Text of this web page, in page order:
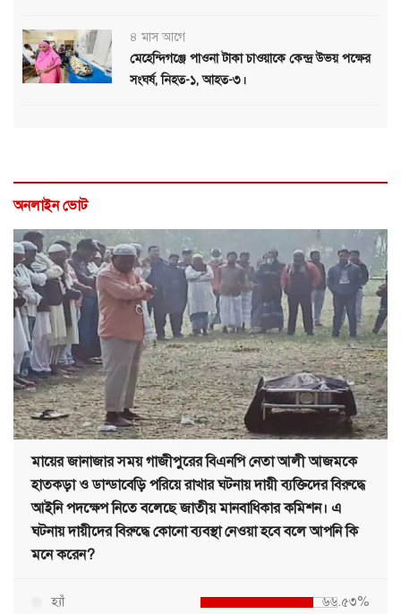
৪ মাস আগে
মেহেন্দিগঞ্জে পাওনা টাকা চাওয়াকে কেন্দ্র উভয় পক্ষের
সংঘর্ষ, নিহত-১, আহত-৩।
অনলাইন ভোট
মায়ের জানাজার সময় গাজীপুরের বিএনপি নেতা আলী আজমকে
হাতকড়া ও ডান্ডাবেড়ি পরিয়ে রাখার ঘটনায় দায়ী ব্যক্তিদের বিরুদ্ধে
আইনি পদক্ষেপ নিতে বলেছে জাতীয় মানবাধিকার কমিশন। এ
ঘটনায় দায়ীদের বিরুদ্ধে কোনো ব্যবস্থা নেওয়া হবে বলে আপনি কি
মনে করেন?
হ্যাঁ ৬৬.৫৩%